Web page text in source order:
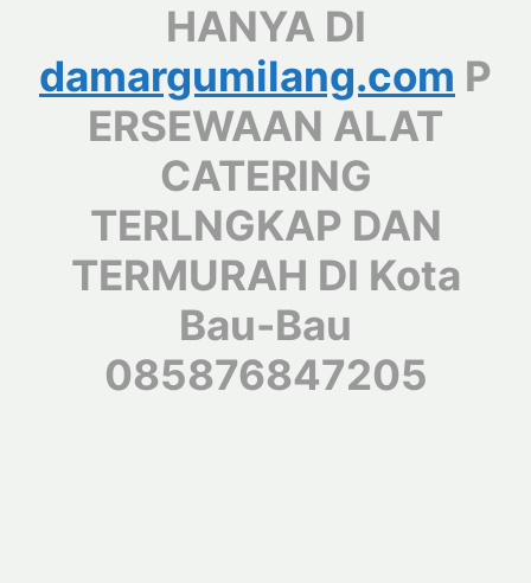
HANYA DI
damargumilang.com P
ERSEWAAN ALAT
CATERING
TERLNGKAP DAN
TERMURAH DI Kota
Bau-Bau
085876847205